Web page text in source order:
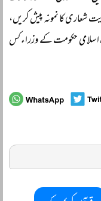
شعاری کا نمونہ پیش کریں،
حکومت کے وزراء کس